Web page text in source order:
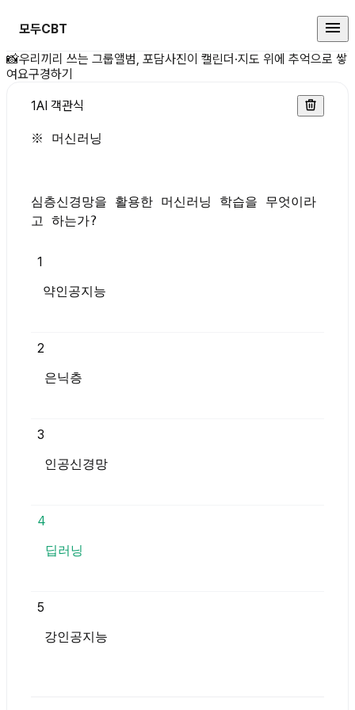
모두CBT
※ 머신러닝심층신경망을 활용한
📸우리끼리 쓰는 그룹앨범, 포담사진이 캘린더·지도 위에 추억으로 쌓
여요구경하기
1AI 객관식
※ 머신러닝
심층신경망을 활용한 머신러닝 학습을 무엇이라
고 하는가?
1
약인공지능
2
은닉층
3
인공신경망
4
딥러닝
5
강인공지능